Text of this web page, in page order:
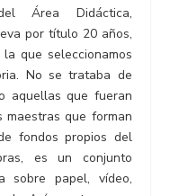
Área Didáctica,
por título 20 años,
que seleccionamos
No se trataba de
aquellas que fueran
maestras que forman
fondos propios del
es un conjunto
sobre papel, vídeo,